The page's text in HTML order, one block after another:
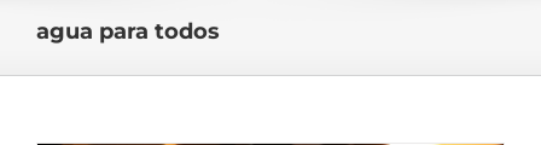
agua para todos